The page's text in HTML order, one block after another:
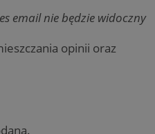
email nie będzie widoczny
opinii oraz